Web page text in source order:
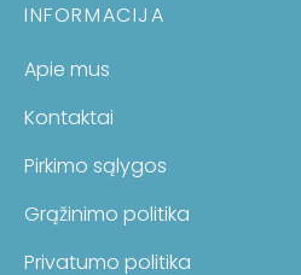
INFORMACIJA
Apie mus
Kontaktai
Pirkimo sąlygos
Grąžinimo politika
Privatumo politika